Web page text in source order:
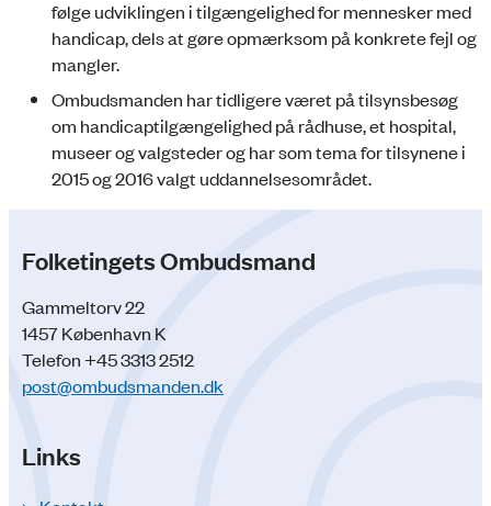
følge udviklingen i tilgængelighed for mennesker med
handicap, dels at gøre opmærksom på konkrete fejl og
mangler.
Ombudsmanden har tidligere været på tilsynsbesøg
om handicaptilgængelighed på rådhuse, et hospital,
museer og valgsteder og har som tema for tilsynene i
2015 og 2016 valgt uddannelsesområdet.
Folketingets Ombudsmand
Gammeltorv 22
1457 København K
Telefon +45 3313 2512
post@ombudsmanden.dk
Links